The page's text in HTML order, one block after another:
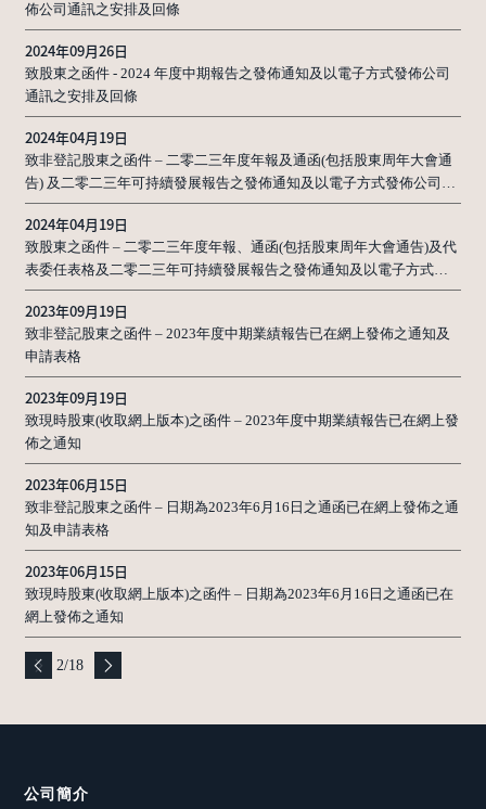
佈公司通訊之安排及回條
2024年09月26日
致股東之函件 - 2024 年度中期報告之發佈通知及以電子方式發佈公司
通訊之安排及回條
2024年04月19日
致非登記股東之函件 – 二零二三年度年報及通函(包括股東周年大會通
告) 及二零二三年可持續發展報告之發佈通知及以電子方式發佈公司通
訊之安排及回條
2024年04月19日
致股東之函件 – 二零二三年度年報、通函(包括股東周年大會通告)及代
表委任表格及二零二三年可持續發展報告之發佈通知及以電子方式發
佈公司通訊之安排及回條
2023年09月19日
致非登記股東之函件 – 2023年度中期業績報告已在網上發佈之通知及
申請表格
2023年09月19日
致現時股東(收取網上版本)之函件 – 2023年度中期業績報告已在網上發
佈之通知
2023年06月15日
致非登記股東之函件 – 日期為2023年6月16日之通函已在網上發佈之通
知及申請表格
2023年06月15日
致現時股東(收取網上版本)之函件 – 日期為2023年6月16日之通函已在
網上發佈之通知
2/18
公司簡介